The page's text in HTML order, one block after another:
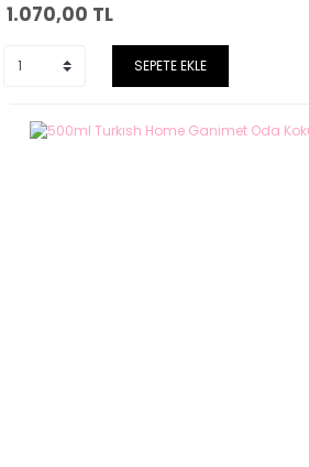
1.070,00 TL
SEPETE EKLE